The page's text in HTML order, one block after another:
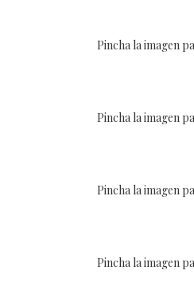
Pincha la imagen
Pincha la imagen
Pincha la imagen
Pincha la imagen